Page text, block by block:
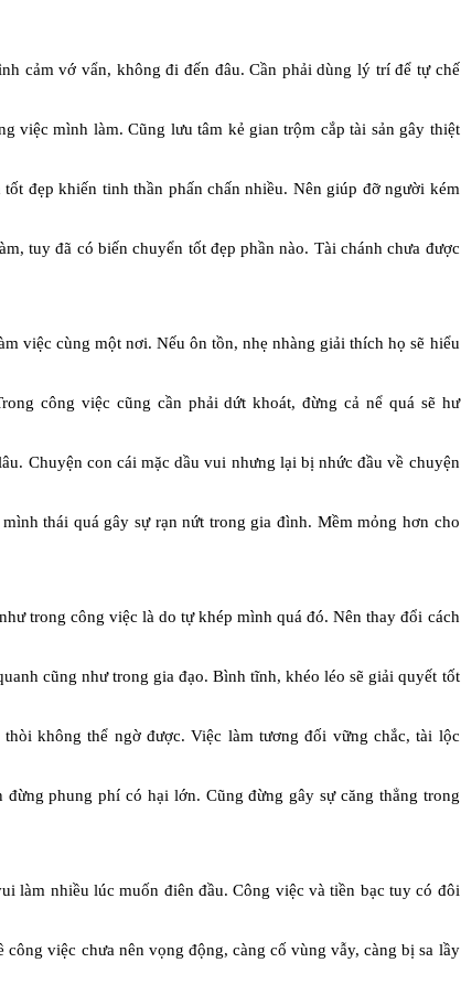
cảm vớ vẩn, không đi đến đâu. Cần phải dùng lý trí để tự chế
việc mình làm. Cũng lưu tâm kẻ gian trộm cắp tài sản gây thiệt
đẹp khiến tinh thần phấn chấn nhiều. Nên giúp đỡ người kém
tuy đã có biến chuyển tốt đẹp phần nào. Tài chánh chưa được
việc cùng một nơi. Nếu ôn tồn, nhẹ nhàng giải thích họ sẽ hiểu
công việc cũng cần phải dứt khoát, đừng cả nể quá sẽ hư
Chuyện con cái mặc dầu vui nhưng lại bị nhức đầu về chuyện
thái quá gây sự rạn nứt trong gia đình. Mềm mỏng hơn cho
trong công việc là do tự khép mình quá đó. Nên thay đổi cách
cũng như trong gia đạo. Bình tĩnh, khéo léo sẽ giải quyết tốt
không thể ngờ được. Việc làm tương đối vững chắc, tài lộc
phung phí có hại lớn. Cũng đừng gây sự căng thẳng trong
làm nhiều lúc muốn điên đầu. Công việc và tiền bạc tuy có đôi
việc chưa nên vọng động, càng cố vùng vẫy, càng bị sa lầy